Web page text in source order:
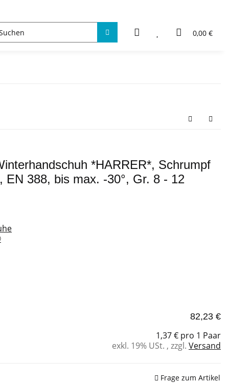
0,00 €
*HARRER*, Schrumpf
EN 388, bis max. -30°, Gr. 8 - 12
82,23 €
1,37 € pro 1 Paar
exkl. 19% USt. , zzgl. Versand
Frage zum Artikel